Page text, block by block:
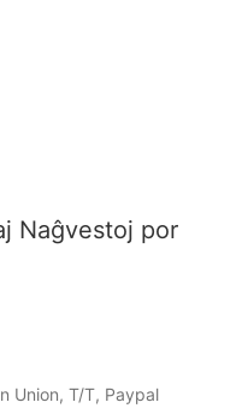
Naĝvestoj por
Union, T/T, Paypal